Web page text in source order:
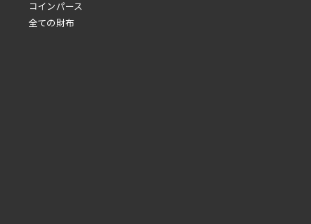
コインパース
全ての財布